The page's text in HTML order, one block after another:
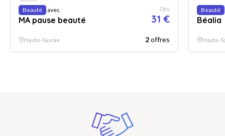
Beauté avec
MA pause beauté
Dès
31 €
Haute-Savoie 2offres
Beauté
Béalia
Haute-